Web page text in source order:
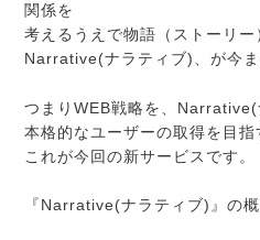
関係を
考えるうえで物語（ストーリー
Narrative(ナラティブ)、が今ま
つまりWEB戦略を、
本格的なユーザーの取得を目指
これが今回の新サービスです。
『Narrative(ナラティブ)』の